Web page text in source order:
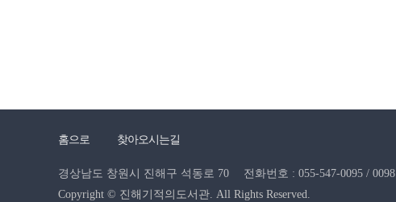
홈으로 찾아오시는길
경상남도 창원시 진해구 석동로 70 전화번호 : 055-547-0095 / 0098
Copyright © 진해기적의도서관. All Rights Reserved.